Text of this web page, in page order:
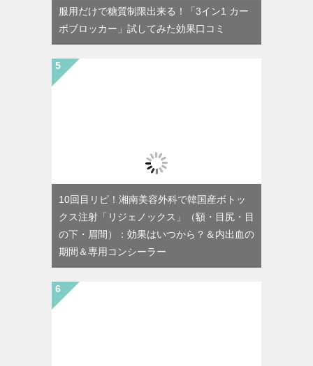
服用だけで糖質制限出来る！「3イン1 カー
ボブロッカー」試してみた効果口コミ
10回目リピ！湘南美容外科で韓国産ボトッ
クス注射「リジェノックス」（額・目尻・目
の下・眉間）：効果はいつから？＆内出血の
期間＆専用コンシーラー